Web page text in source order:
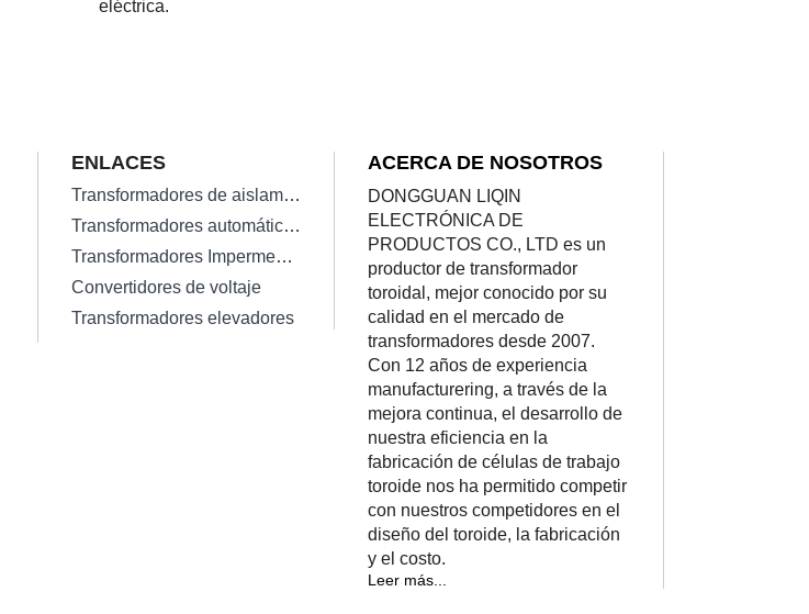
eléctrica.
ENLACES
Transformadores de aislamiento
Transformadores automáticos
Transformadores Impermeables
Convertidores de voltaje
Transformadores elevadores
ACERCA DE NOSOTROS
DONGGUAN LIQIN
ELECTRÓNICA DE
PRODUCTOS CO., LTD es un
productor de transformador
toroidal, mejor conocido por su
calidad en el mercado de
transformadores desde 2007.
Con 12 años de experiencia
manufacturering, a través de la
mejora continua, el desarrollo de
nuestra eficiencia en la
fabricación de células de trabajo
toroide nos ha permitido competir
con nuestros competidores en el
diseño del toroide, la fabricación
y el costo.
Leer más...